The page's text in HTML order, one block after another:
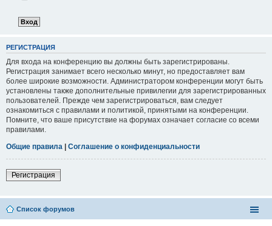
РЕГИСТРАЦИЯ
Для входа на конференцию вы должны быть зарегистрированы.
Регистрация занимает всего несколько минут, но предоставляет вам
более широкие возможности. Администратором конференции могут быть
установлены также дополнительные привилегии для зарегистрированных
пользователей. Прежде чем зарегистрироваться, вам следует
ознакомиться с правилами и политикой, принятыми на конференции.
Помните, что ваше присутствие на форумах означает согласие со всеми
правилами.
Общие правила | Соглашение о конфиденциальности
Регистрация
Список форумов